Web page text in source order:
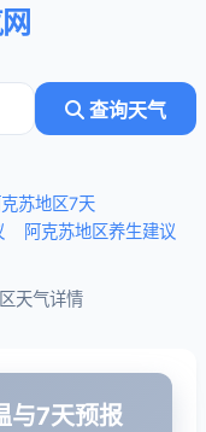
查询天气
苏地区7天
阿克苏地区养生建议
天气详情
与7天预报